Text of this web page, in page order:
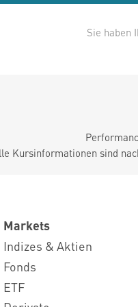
Sie haben
Kursinformationen sind
Markets
Indizes & Aktien
Fonds
ETF